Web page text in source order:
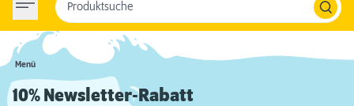
Menü
Produktsuche
10% Newsletter-Rabatt